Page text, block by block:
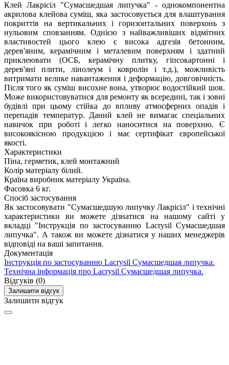
Клей Лакрісіл "Сумасшедшая липучка" - однокомпонентна
акрилова клейова суміш, яка застосовується для влаштування
покриттів на вертикальних і горизонтальних поверхонь з
нульовим сповзанням. Однією з найважливіших відмітних
властивостей цього клею є висока адгезія бетонним,
дерев'яним, керамічним і металевим поверхням і здатний
приклеювати (ОСБ, керамічну плитку, гіпсокартонні і
дерев'яні плити, лінолеум і ковролін і т.д.), можливість
витримати велике навантаження і деформацію, довговічність.
Після того як суміш висохне вона, утворює водостійкий шов.
Може використовуватися для ремонту як всередині, так і зовні
будівлі при цьому стійка до впливу атмосферних опадів і
перепадів температур. Даний клей не вимагає спеціальних
навичок при роботі і легко наноситися на поверхню. Є
високоякісною продукцією і має сертифікат європейської
якості.
Характеристики
Піна, герметик, клей монтажний
Колір матеріалу білий.
Країна виробник матеріалу Україна.
Фасовка 6 кг.
Спосіб застосування
Як застосовувати "Сумасшедшую липучку Лакрісіл" і технічні
характеристики ви можете дізнатися на нашому сайті у
вкладці "Інструкція по застосуванню Lacrysil Сумасшедшая
липучка". А також ви можете дізнатися у наших менеджерів
відповіді на ваші запитання.
Документація
Інструкція по застосуванню Lacrysil Сумасшедшая липучка.
Технічна інформація про Lacrysil Сумасшедшая липучка.
Відгуків (0)
Залишити відгук
Залишити відгук